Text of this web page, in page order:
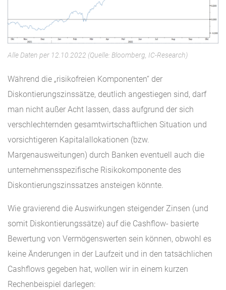
Alle Daten per 12.10.2022 (Quelle: Bloomberg, IC-Research)
Während die „risikofreien Komponenten“ der
Diskontierungszinssätze, deutlich angestiegen sind, darf
man nicht außer Acht lassen, dass aufgrund der sich
verschlechternden gesamtwirtschaftlichen Situation und
vorsichtigeren Kapitalallokationen (bzw.
Margenausweitungen) durch Banken eventuell auch die
unternehmensspezifische Risikokomponente des
Diskontierungszinssatzes ansteigen könnte.
Wie gravierend die Auswirkungen steigender Zinsen (und
somit Diskontierungssätze) auf die Cashflow- basierte
Bewertung von Vermögenswerten sein können, obwohl es
keine Änderungen in der Laufzeit und in den tatsächlichen
Cashflows gegeben hat, wollen wir in einem kurzen
Rechenbeispiel darlegen: